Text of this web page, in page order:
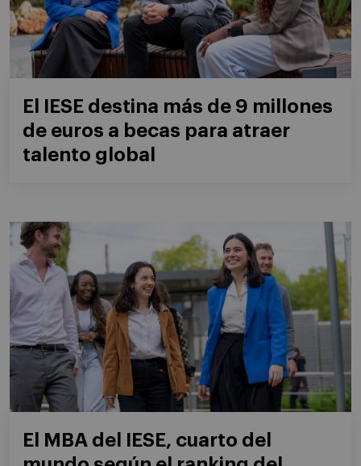
El IESE destina más de 9 millones
de euros a becas para atraer
talento global
El MBA del IESE, cuarto del